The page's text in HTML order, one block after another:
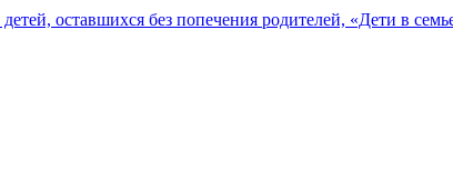
оставшихся без попечения родителей, «Дети в